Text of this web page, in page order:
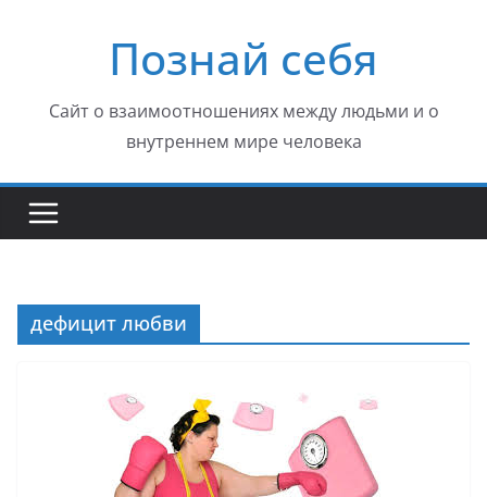
содержимомуПознай себя
Сайт о взаимоотношениях между людьми и о
внутреннем мире человека
дефицит любви